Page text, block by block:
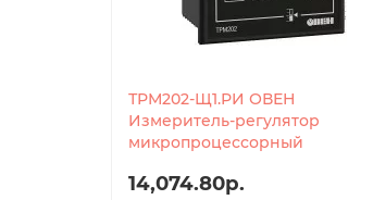
ТРМ202-Щ1.РИ ОВЕН
Измеритель-регулятор
микропроцессорный
14,074.80р.